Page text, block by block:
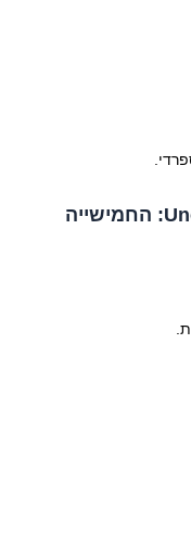
Uno, Dos, Tres, Cuatro, Cinco: החמישייה